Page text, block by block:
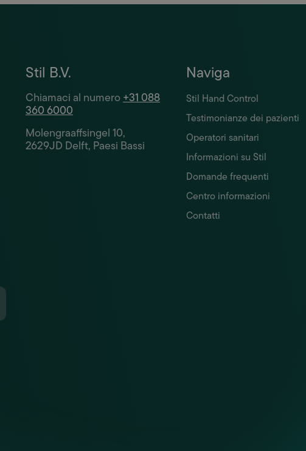
Stil B.V.
Chiamaci al numero+31 088
360 6000
Molengraaffsingel 10,
2629JD Delft, Paesi Bassi
Naviga
Stil Hand Control
Testimonianze dei pazienti
Operatori sanitari
Informazioni su Stil
Domande frequenti
Centro informazioni
Contatti